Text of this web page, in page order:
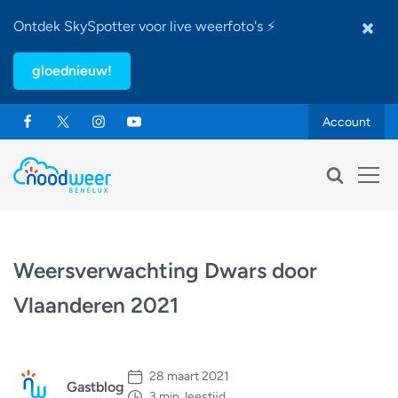
Ontdek SkySpotter voor live weerfoto's ⚡
gloednieuw!
Account
Weersverwachting Dwars door
Vlaanderen 2021
Gastblog
28 maart 2021